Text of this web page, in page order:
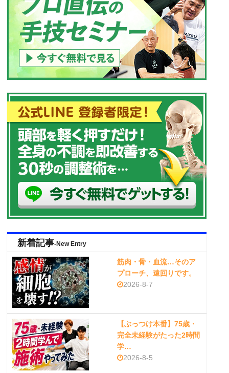
新着記事-New Entry
筋肉・骨・血流…そのア
プローチ、遠回りです。
2026-8-7
【ぶっつけ本番】75歳・
完全未経験がたった2時間
学…
2026-8-5